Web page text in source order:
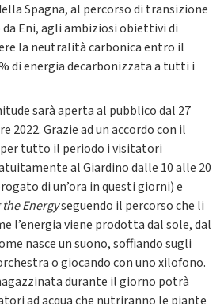
Spagna, al percorso di transizione
Eni, agli ambiziosi obiettivi di
la neutralità carbonica entro il
di energia decarbonizzata a tutti i
sarà aperta al pubblico dal 27
2022. Grazie ad un accordo con il
tutto il periodo i visitatori
al Giardino dalle 10 alle 20
di un’ora in questi giorni) e
Energyseguendo il percorso che li
l’energia viene prodotta dal sole, dal
nasce un suono, soffiando sugli
o giocando con uno xilofono.
durante il giorno potrà